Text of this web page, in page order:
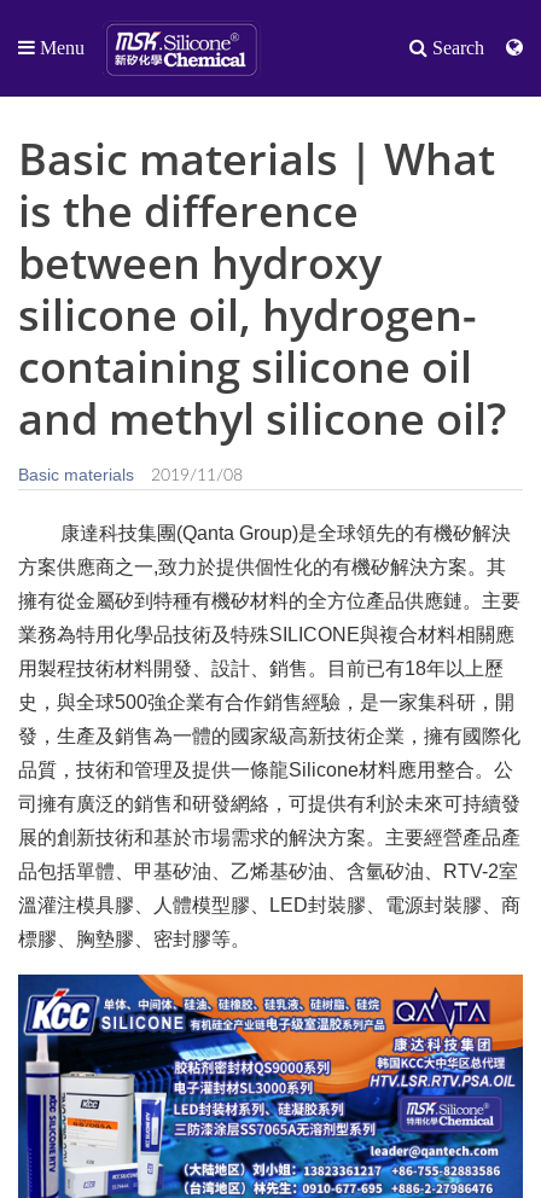
Menu Search
Basic materials | What
is the difference
between hydroxy
silicone oil, hydrogen-
containing silicone oil
and methyl silicone oil?
Basic materials 2019/11/08
康達科技集團(Qanta Group)是全球領先的有機矽解決
方案供應商之一,致力於提供個性化的有機矽解決方案。 其
擁有從金屬矽到特種有機矽材料的全方位產品供應鏈。 主要
業務為特用化學品技術及特殊SILICONE與複合材料相關應
用製程技術材料開發、設計、銷售。
目前已有18年以上歷
史，與全球500強企業有合作銷售經驗，是一家集科研，開
發，生產及銷售為一體的國家級高新技術企業，擁有國際化
品質，技術和管理及提供一條龍Silicone材料應用整合。 公
司擁有廣泛的銷售和研發網絡，可提供有利於未來可持續發
展的創新技術和基於市場需求的解決方案。 主要經營產品產
品包括單體、甲基矽油、乙烯基矽油、含氫矽油、RTV-2室
溫灌注模具膠、人體模型膠、LED封裝膠、電源封裝膠、商
標膠、胸墊膠、密封膠等。